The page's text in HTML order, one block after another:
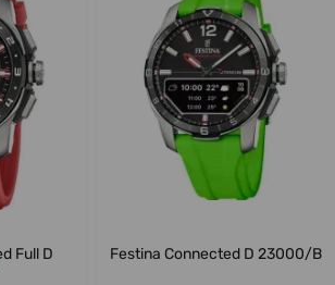
Full D
Festina Connected D 23000/B